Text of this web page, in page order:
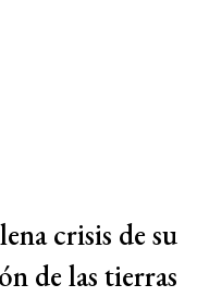
crisis de su
de las tierras